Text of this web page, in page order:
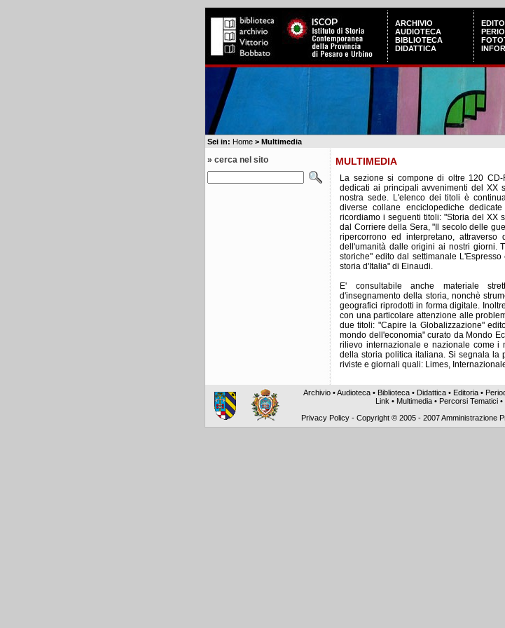
ARCHIVIO
AUDIOTECA
BIBLIOTECA
DIDATTICA
Sei in: Home > Multimedia
» cerca nel sito MULTIMEDIA
La sezione si compone di oltre 120
dedicati ai principali avvenimenti del XX
nostra sede. L'elenco dei titoli è
diverse collane enciclopediche
ricordiamo i seguenti titoli: "Storia del XX
dal Corriere della Sera, "Il secolo delle
ripercorrono ed interpretano,
dell'umanità dalle origini ai nostri giorni.
storiche" edito dal settimanale
storia d'Italia" di Einaudi.
E' consultabile anche materiale
d'insegnamento della storia, nonchè
geografici riprodotti in forma digitale.
con una particolare attenzione alle
due titoli: "Capire la Globalizzazione"
mondo dell'economia" curato da Mondo
rilievo internazionale e nazionale come i
della storia politica italiana. Si segnala la
riviste e giornali quali: Limes,
Archivio •Audioteca • Biblioteca • Didattica • Editoria •
Link • Multimedia • Percorsi Tematici •
Privacy Policy -Copyright © 2005 - 2007 Amministrazione